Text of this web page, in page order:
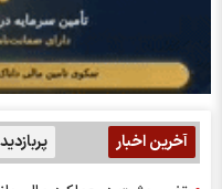
آخرین اخبار پربازدید